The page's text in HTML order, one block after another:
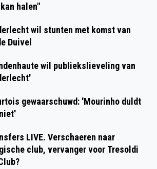
halen"
wil stunten met komst van
Duivel
wil publiekslieveling van
gewaarschuwd: 'Mourinho duldt
LIVE. Verschaeren naar
club, vervanger voor Tresoldi